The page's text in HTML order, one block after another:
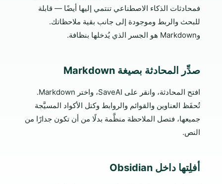
فمحادثات الذكاء الاصطناعي تنتمي إليها أيضًا — قابلة
للبحث والربط وموجودة إلى جانب بقية ملاحظاتك.
وMarkdown هو الجسر الذي يُدخلها بنظافة.
صدِّر المحادثة بصيغة Markdown
افتح المحادثة، وانقر على SaveAI، واختر Markdown.
تُحفَظ العناوين والقوائم والروابط وكتل الأكواد المسيَّجة
جميعها، فتصل الملاحظة منظَّمة بدلًا من أن تكون جدارًا من
النص.
أفلِتها داخل Obsidian